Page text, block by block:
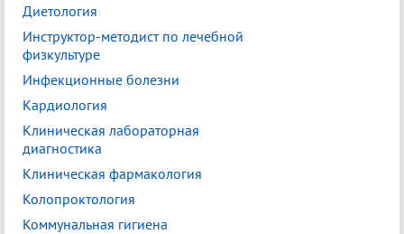
Диетология
Инструктор-методист по лечебной
физкультуре
Инфекционные болезни
Кардиология
Клиническая лабораторная
диагностика
Клиническая фармакология
Колопроктология
Коммунальная гигиена